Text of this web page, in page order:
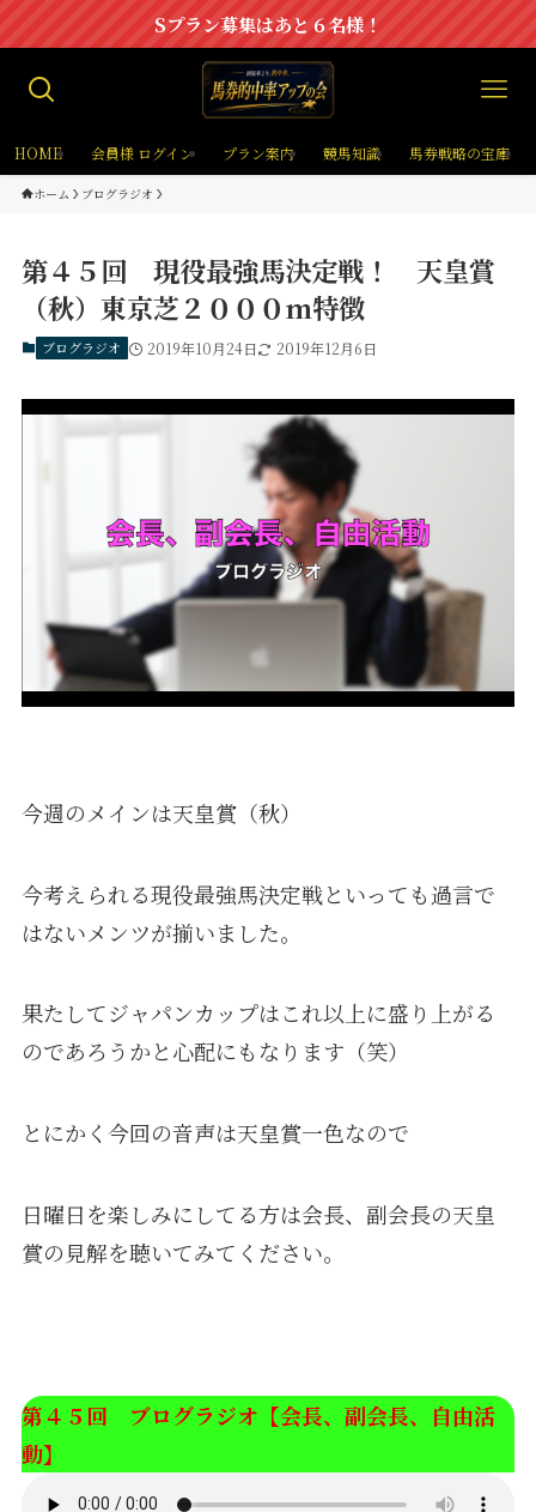
Sプラン募集はあと６名様！
HOME 会員様 ログイン プラン案内 競馬知識 馬券戦略の宝庫
ホーム ブログラジオ
第４５回 現役最強馬決定戦！ 天皇賞
（秋）東京芝２０００m特徴
ブログラジオ 2019年10月24日 2019年12月6日
今週のメインは天皇賞（秋）
今考えられる現役最強馬決定戦といっても過言で
はないメンツが揃いました。
果たしてジャパンカップはこれ以上に盛り上がる
のであろうかと心配にもなります（笑）
とにかく今回の音声は天皇賞一色なので
日曜日を楽しみにしてる方は会長、副会長の天皇
賞の見解を聴いてみてください。
第４５回 ブログラジオ【会長、副会長、自由活
動】